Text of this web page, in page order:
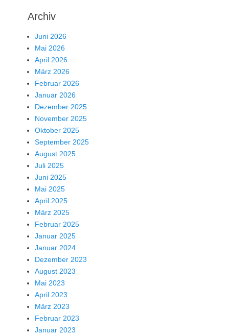
Archiv
Juni 2026
Mai 2026
April 2026
März 2026
Februar 2026
Januar 2026
Dezember 2025
November 2025
Oktober 2025
September 2025
August 2025
Juli 2025
Juni 2025
Mai 2025
April 2025
März 2025
Februar 2025
Januar 2025
Januar 2024
Dezember 2023
August 2023
Mai 2023
April 2023
März 2023
Februar 2023
Januar 2023